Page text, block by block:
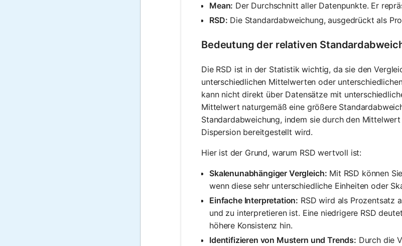
Mean: Der Durchschnitt aller Datenpunkte. Er
RSD: Die Standardabweichung, ausgedrückt als
Bedeutung der relativen
Die RSD ist in der Statistik wichtig, da sie den
unterschiedlichen Mittelwerten oder
kann nicht direkt über Datensätze mit
Mittelwert naturgemäß eine größere
Standardabweichung, indem sie durch den
Dispersion bereitgestellt wird.
Hier ist der Grund, warum RSD wertvoll ist:
Skalenunabhängiger Vergleich: Mit RSD können
wenn diese sehr unterschiedliche Einheiten oder
Einfache Interpretation: RSD wird als Prozentsatz
und zu interpretieren ist. Eine niedrigere RSD
höhere Konsistenz hin.
Identifizieren von Mustern und Trends: Durch die